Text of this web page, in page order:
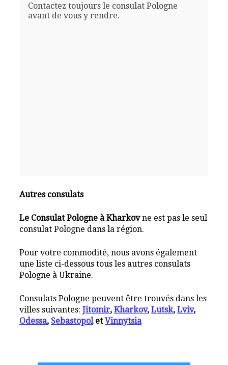
Contactez toujours le consulat Pologne
avant de vous y rendre.
Autres consulats
Le Consulat Pologne à Kharkovne est pas le seul
consulat Pologne dans la région.
Pour votre commodité, nous avons également
une liste ci-dessous tous les autres consulats
Pologne à Ukraine.
Consulats Pologne peuvent être trouvés dans les
villes suivantes:Jitomir,Kharkov,Lutsk,Lviv,
Odessa, SebastopoletVinnytsia